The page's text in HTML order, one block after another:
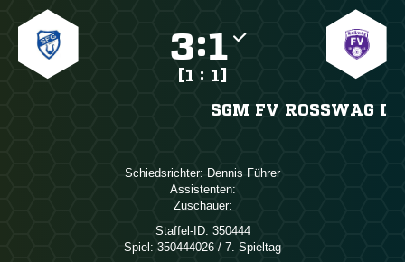
:
[1 : 1]
SGM FV ROSSWAG I
Schiedsrichter:  
Assistenten:
Zuschauer:
Staffel-ID: 350444
Spiel: 350444026 / 7. Spieltag